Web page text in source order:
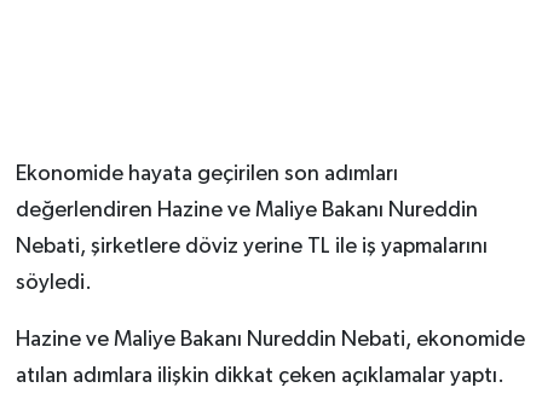
Ekonomide hayata geçirilen son adımları
değerlendiren Hazine ve Maliye Bakanı Nureddin
Nebati, şirketlere döviz yerine TL ile iş yapmalarını
söyledi.
Hazine ve Maliye Bakanı Nureddin Nebati, ekonomide
atılan adımlara ilişkin dikkat çeken açıklamalar yaptı.